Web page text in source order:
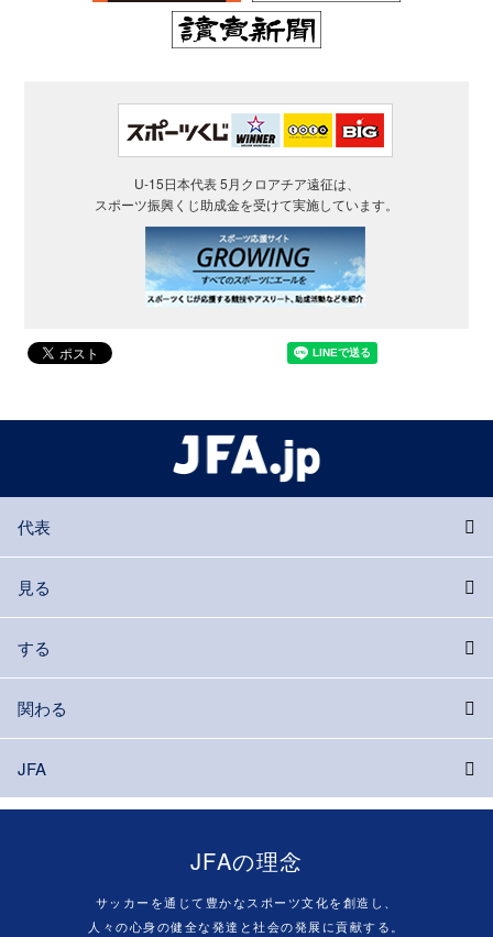
U-15日本代表 5月クロアチア遠征は、
スポーツ振興くじ助成金を受けて実施しています。
代表
見る
する
関わる
JFA
JFAの理念
サッカーを通じて豊かなスポーツ文化を創造し、
人々の心身の健全な発達と社会の発展に貢献する。